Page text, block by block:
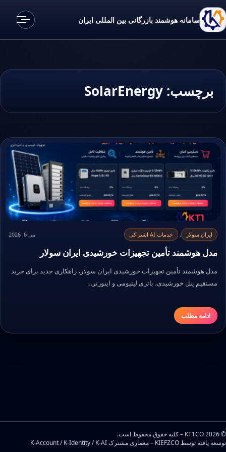
سامانه هوشمند بازرگانی بین المللی ایران
برچسب: SolarEnergy
ایران سولار , خدمات AI اشتراکی می 6, 2026
مدل هوشمند تأمین تجهیزات خورشیدی ایران سولار
مدل هوشمند تأمین تجهیزات خورشیدی ایران سولار، راهکاری جدید برای خرید
مستقیم پنل خورشیدی، باتری لیتیومی و اینورتر…
ادامه مطلب
© 2026 KT1CO – کلیه حقوق محفوظ است.
توسعه یافته توسط KIEFZCO – معماری مشترک K-Account / K-Identity / K-AI